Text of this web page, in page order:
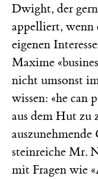
Dwight, der
appelliert, wenn
eigenen
Maxime
nicht umsonst
wissen: «he can
aus dem Hut zu
steinreiche Mr.
mit Fragen wie